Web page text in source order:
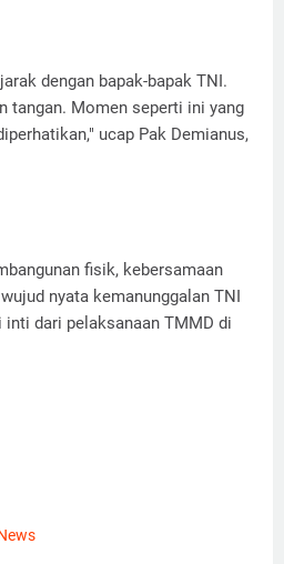
dengan bapak-bapak TNI.
tangan. Momen seperti ini yang
ucap Pak Demianus,
fisik, kebersamaan
nyata kemanunggalan TNI
inti dari pelaksanaan TMMD di